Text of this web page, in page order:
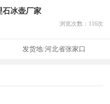
石冰壶厂家
浏览次数： 116次
发货地:河北省张家口